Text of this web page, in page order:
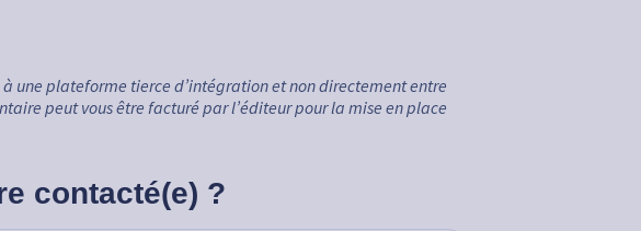
une plateforme tierce d’intégration et non directement entre
peut vous être facturé par l’éditeur pour la mise en place
contacté(e) ?